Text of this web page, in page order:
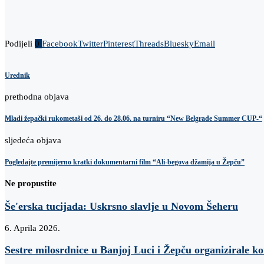
Podijeli 0 FacebookTwitterPinterestThreadsBlueskyEmail
Urednik
prethodna objava
Mladi žepački rukometaši od 26. do 28.06. na turniru “New Belgrade Summer CUP-“
sljedeća objava
Pogledajte premijerno kratki dokumentarni film “Ali-begova džamija u Žepču”
Ne propustite
Še'erska tucijada: Uskrsno slavlje u Novom Šeheru
6. Aprila 2026.
Sestre milosrdnice u Banjoj Luci i Žepču organizirale